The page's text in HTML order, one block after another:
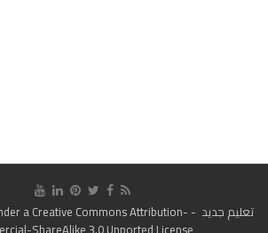
تعليم جديد - This work is licensed under a
Creative Commons Attribution-